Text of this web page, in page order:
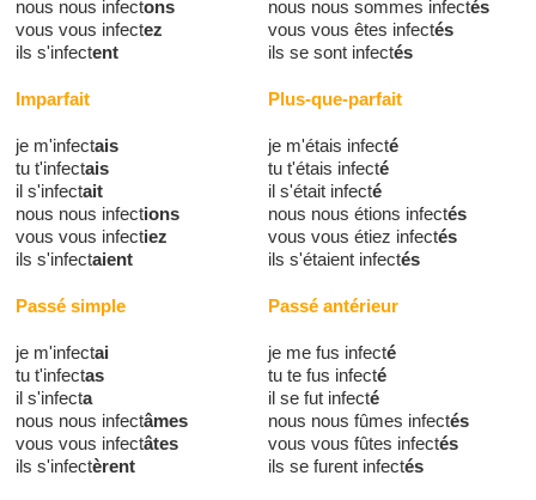
nous nous infectons
vous vous infectez
ils s'infectent
nous nous sommes infectés
vous vous êtes infectés
ils se sont infectés
Imparfait
je m'infectais
tu t'infectais
il s'infectait
nous nous infections
vous vous infectiez
ils s'infectaient
Plus-que-parfait
je m'étais infecté
tu t'étais infecté
il s'était infecté
nous nous étions infectés
vous vous étiez infectés
ils s'étaient infectés
Passé simple
je m'infectai
tu t'infectas
il s'infecta
nous nous infectâmes
vous vous infectâtes
ils s'infectèrent
Passé antérieur
je me fus infecté
tu te fus infecté
il se fut infecté
nous nous fûmes infectés
vous vous fûtes infectés
ils se furent infectés